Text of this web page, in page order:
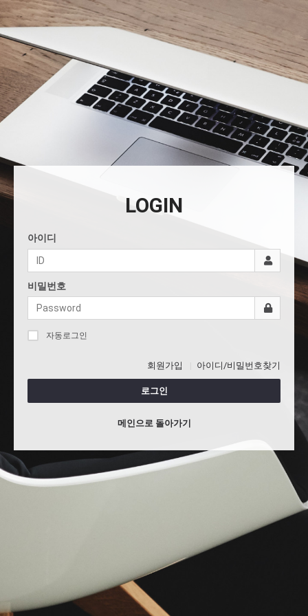
LOGIN
아이디
비밀번호
자동로그인
회원가입 아이디/비밀번호찾기
로그인
메인으로 돌아가기